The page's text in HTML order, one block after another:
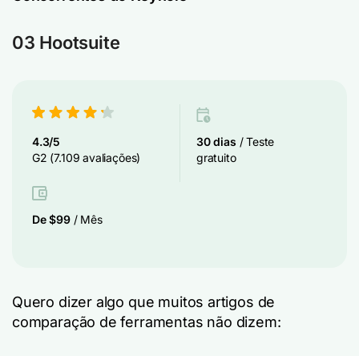
03 Hootsuite
4.3/5
G2 (7.109 avaliações)
30 dias / Teste
gratuito
De $99 / Mês
Quero dizer algo que muitos artigos de
comparação de ferramentas não dizem: